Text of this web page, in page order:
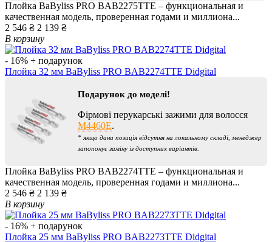
Плойка BaByliss PRO BAB2275TTE – функциональная и
качественная модель, проверенная годами и миллиона...
2 546 ₴ 2 139 ₴
В корзину
- 16% + подарунок
Плойка 32 мм BaByliss PRO BAB2274TTE Didgital
Подарунок до моделі!
Фірмові перукарські зажими для волосся
M4460E.
* якщо дана позиція відсутня на локальному складі, менеджер
запопонує заміну із доступних варіантів.
Плойка BaByliss PRO BAB2274TTE – функциональная и
качественная модель, проверенная годами и миллиона...
2 546 ₴ 2 139 ₴
В корзину
- 16% + подарунок
Плойка 25 мм BaByliss PRO BAB2273TTE Didgital